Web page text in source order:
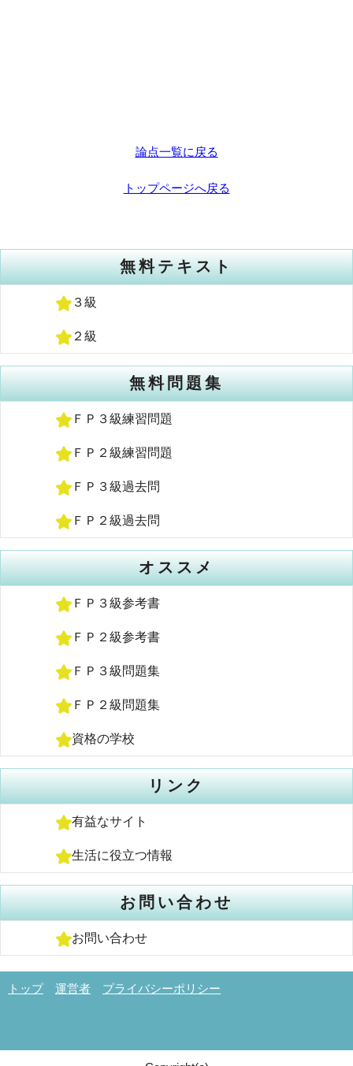
論点一覧に戻る
トップページへ戻る
無料テキスト
３級
２級
無料問題集
ＦＰ３級練習問題
ＦＰ２級練習問題
ＦＰ３級過去問
ＦＰ２級過去問
オススメ
ＦＰ３級参考書
ＦＰ２級参考書
ＦＰ３級問題集
ＦＰ２級問題集
資格の学校
リンク
有益なサイト
生活に役立つ情報
お問い合わせ
お問い合わせ
トップ 運営者 プライバシーポリシー